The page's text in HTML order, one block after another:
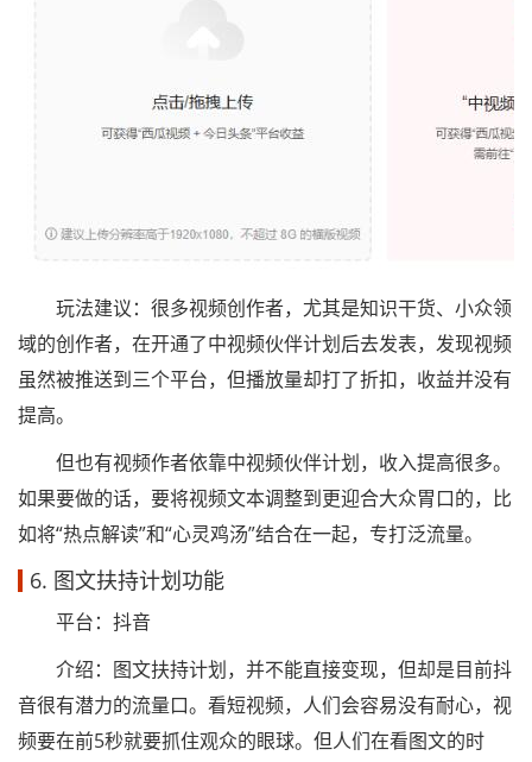
玩法建议：很多视频创作者，尤其是知识干货、小众领
域的创作者，在开通了中视频伙伴计划后去发表，发现视频
虽然被推送到三个平台，但播放量却打了折扣，收益并没有
提高。
但也有视频作者依靠中视频伙伴计划，收入提高很多。
如果要做的话，要将视频文本调整到更迎合大众胃口的，比
如将“热点解读”和“心灵鸡汤”结合在一起，专打泛流量。
6. 图文扶持计划功能
平台：抖音
介绍：图文扶持计划，并不能直接变现，但却是目前抖
音很有潜力的流量口。看短视频，人们会容易没有耐心，视
频要在前5秒就要抓住观众的眼球。但人们在看图文的时